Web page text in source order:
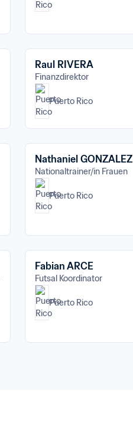
Raul RIVERA
Finanzdirektor
Puerto Rico
Nathaniel GONZALEZ
Nationaltrainer/in Frauen
Puerto Rico
Fabian ARCE
Futsal Koordinator
Puerto Rico